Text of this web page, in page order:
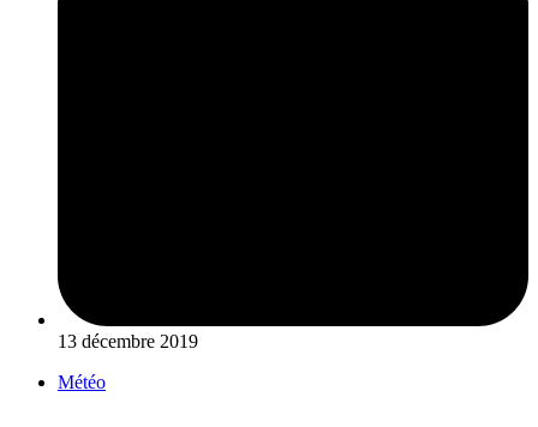
13 décembre 2019
Météo